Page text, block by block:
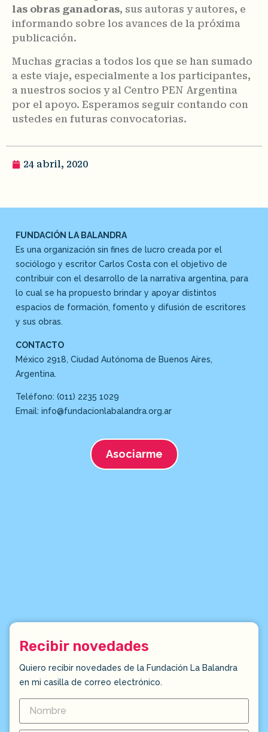
las obras ganadoras, sus autoras y autores, e
informando sobre los avances de la próxima
publicación.
Muchas gracias a todos los que se han sumado
a este viaje, especialmente a los participantes,
a nuestros socios y al Centro PEN Argentina
por el apoyo. Esperamos seguir contando con
ustedes en futuras convocatorias.
24 abril, 2020
FUNDACIÓN LA BALANDRA
Es una organización sin fines de lucro creada por el
sociólogo y escritor Carlos Costa con el objetivo de
contribuir con el desarrollo de la narrativa argentina, para
lo cual se ha propuesto brindar y apoyar distintos
espacios de formación, fomento y difusión de escritores
y sus obras.
CONTACTO
México 2918, Ciudad Autónoma de Buenos Aires,
Argentina.
Teléfono: (011) 2235 1029
Email: info@fundacionlabalandra.org.ar
Asociarme
Recibir novedades
Quiero recibir novedades de la Fundación La Balandra
en mi casilla de correo electrónico.